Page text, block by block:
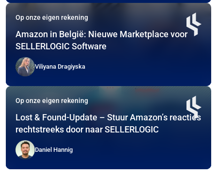
Op onze eigen rekening
Amazon in België: Nieuwe Marketplace voor
SELLERLOGIC Software
Viliyana Dragiyska
Op onze eigen rekening
Lost & Found-Update – Stuur Amazon’s reacties
rechtstreeks door naar SELLERLOGIC
Daniel Hannig